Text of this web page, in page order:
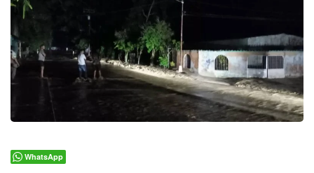
WhatsApp